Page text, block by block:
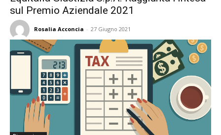
sul Premio Aziendale 2021
Rosalia Acconcia - 27 Giugno 2021